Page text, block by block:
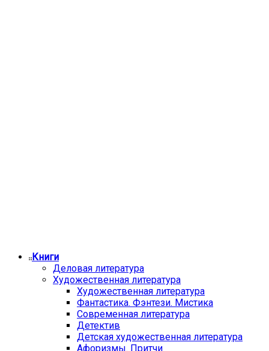
Книги
Деловая литература
Художественная литература
Художественная литература
Фантастика. Фэнтези. Мистика
Современная литература
Детектив
Детская художественная литература
Афоризмы. Притчи